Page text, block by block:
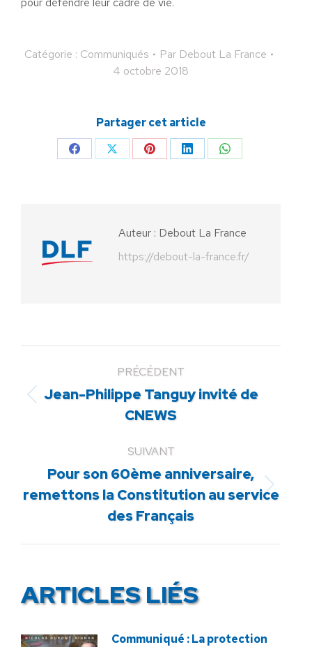
Catégorie : Communiqués Par Debout La France
4 octobre 2018
Partager cet article
PartagerPartagerPartagerPartagerPartager
Auteur : Debout La France
https://debout-la-france.fr/
PRÉCÉDENT
Article
précédent
Jean-Philippe Tanguy invité de
CNEWS
SUIVANT
Article
:
Pour son 60ème anniversaire,
remettons la Constitution au service
des Français
ARTICLES LIÉS
Communiqué : La protection